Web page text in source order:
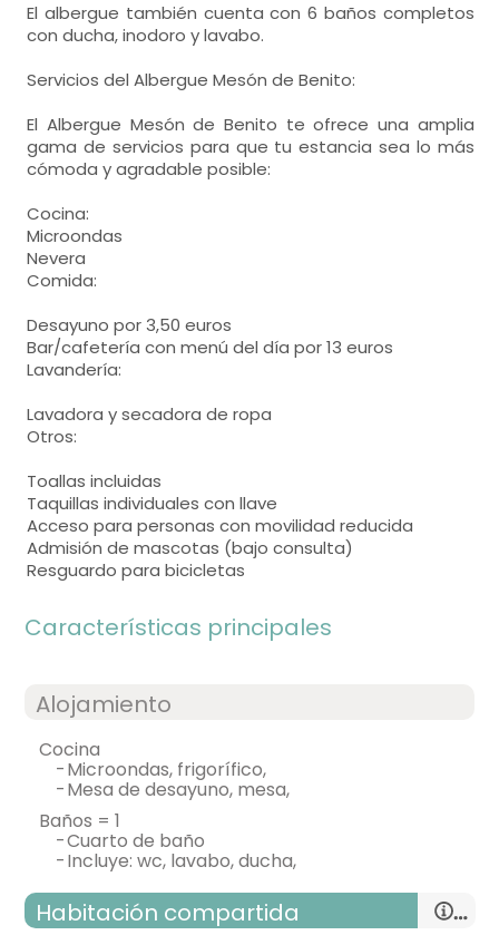
El albergue también cuenta con 6 baños completos
con ducha, inodoro y lavabo.
Servicios del Albergue Mesón de Benito:
El Albergue Mesón de Benito te ofrece una amplia
gama de servicios para que tu estancia sea lo más
cómoda y agradable posible:
Cocina:
Microondas
Nevera
Comida:
Desayuno por 3,50 euros
Bar/cafetería con menú del día por 13 euros
Lavandería:
Lavadora y secadora de ropa
Otros:
Toallas incluidas
Taquillas individuales con llave
Acceso para personas con movilidad reducida
Admisión de mascotas (bajo consulta)
Resguardo para bicicletas
Características principales
Alojamiento
cocina
- microondas, frigorífico,
-
mesa de desayuno, mesa,
baños = 1
- cuarto de baño
- incluye: wc, lavabo, ducha,
Habitación compartida